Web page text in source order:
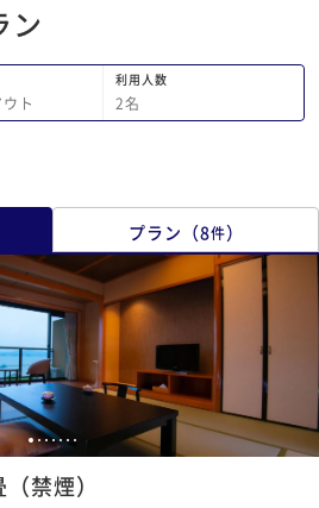
ン
ト
利用人数
2名
プラン （8件）
123456 7
禁煙）